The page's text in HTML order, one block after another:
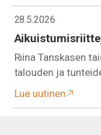
28.5.2026
Riina Tanskasen
talouden ja
Lue uutinen